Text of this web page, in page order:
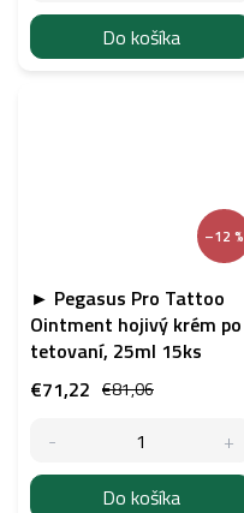
Do košíka
–12 %
► Pegasus Pro Tattoo
Ointment hojivý krém po
tetovaní, 25ml 15ks
€81,06
€71,22
Do košíka